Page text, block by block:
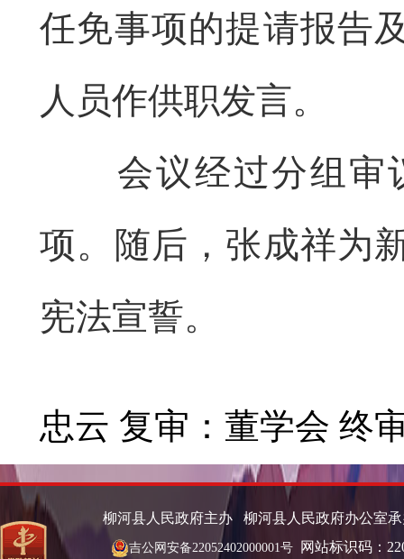
任免事项的提请报告
人员作供职发言。
会议经过分组审
项。随后，张成祥为
宪法宣誓。
忠云 复审：董学会 终
柳河县人民政府主办 柳河县人民政府办公室
吉公网安备22052402000001号 网站标识码：